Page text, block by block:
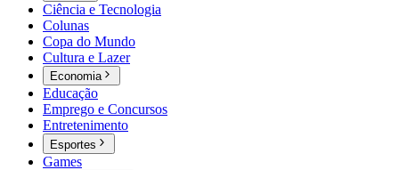
Ciência e Tecnologia
Colunas
Copa do Mundo
Cultura e Lazer
Economia
Educação
Emprego e Concursos
Entretenimento
Esportes
Games